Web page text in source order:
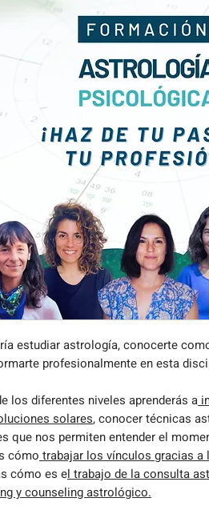
estudiar astrología, conocerte
profesionalmente en esta
los diferentes niveles aprenderás a
solares, conocer técnicas
que nos permiten entender el
cómo trabajar los vínculos gracias a
cómo es el trabajo de la consulta
y counseling astrológico.